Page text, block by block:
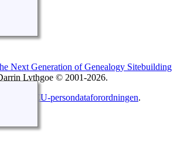
Next Generation of Genealogy Sitebuilding
Lythgoe © 2001-2026.
EU-persondataforordningen.